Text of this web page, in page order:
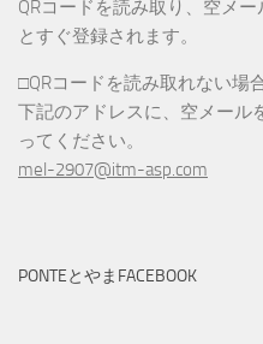
QRコードを読み取り、空メ
とすぐ登録されます。
□QRコードを読み取れない場
下記のアドレスに、空メール
ってください。
mel-2907@itm-asp.com
PONTEとやまFACEBOOK